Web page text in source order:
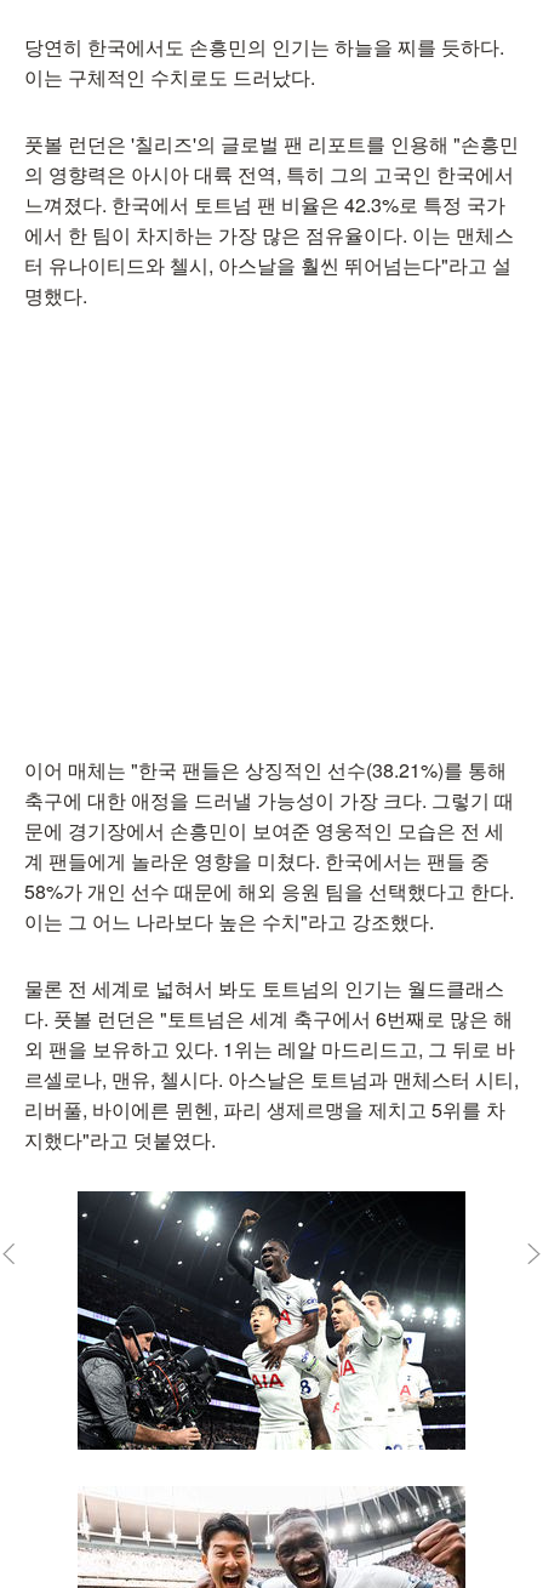
당연히 한국에서도 손흥민의 인기는 하늘을 찌를 듯하다.
이는 구체적인 수치로도 드러났다.
풋볼 런던은 '칠리즈'의 글로벌 팬 리포트를 인용해 "손흥민
의 영향력은 아시아 대륙 전역, 특히 그의 고국인 한국에서
느껴졌다. 한국에서 토트넘 팬 비율은 42.3%로 특정 국가
에서 한 팀이 차지하는 가장 많은 점유율이다. 이는 맨체스
터 유나이티드와 첼시, 아스날을 훨씬 뛰어넘는다"라고 설
명했다.
이어 매체는 "한국 팬들은 상징적인 선수(38.21%)를 통해
축구에 대한 애정을 드러낼 가능성이 가장 크다. 그렇기 때
문에 경기장에서 손흥민이 보여준 영웅적인 모습은 전 세
계 팬들에게 놀라운 영향을 미쳤다. 한국에서는 팬들 중
58%가 개인 선수 때문에 해외 응원 팀을 선택했다고 한다.
이는 그 어느 나라보다 높은 수치"라고 강조했다.
물론 전 세계로 넓혀서 봐도 토트넘의 인기는 월드클래스
다. 풋볼 런던은 "토트넘은 세계 축구에서 6번째로 많은 해
외 팬을 보유하고 있다. 1위는 레알 마드리드고, 그 뒤로 바
르셀로나, 맨유, 첼시다. 아스날은 토트넘과 맨체스터 시티,
리버풀, 바이에른 뮌헨, 파리 생제르맹을 제치고 5위를 차
지했다"라고 덧붙였다.